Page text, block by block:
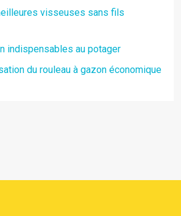
visseuses sans fils
indispensables au potager
du rouleau à gazon économique